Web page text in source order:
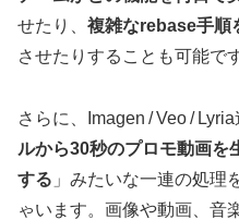
せたり、 複雑なrebase手順
させたりすることも可能で
さらに、Imagen / Veo /
ルから30秒のプロモ動画
する 」みたいな一連の処理
ゃいます。画像や動画、音